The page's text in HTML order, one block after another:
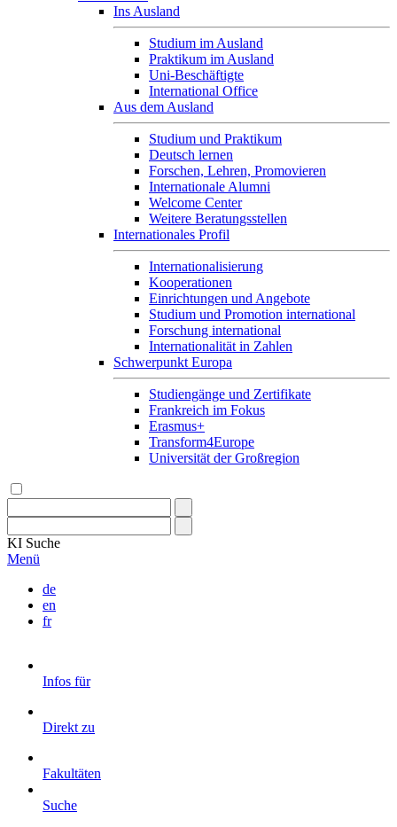
Ins Ausland
Studium im Ausland
Praktikum im Ausland
Uni-Beschäftigte
International Office
Aus dem Ausland
Studium und Praktikum
Deutsch lernen
Forschen, Lehren, Promovieren
Internationale Alumni
Welcome Center
Weitere Beratungsstellen
Internationales Profil
Internationalisierung
Kooperationen
Einrichtungen und Angebote
Studium und Promotion international
Forschung international
Internationalität in Zahlen
Schwerpunkt Europa
Studiengänge und Zertifikate
Frankreich im Fokus
Erasmus+
Transform4Europe
Universität der Großregion
KI Suche
Menü
de
en
fr
Infos für
Direkt zu
Fakultäten
Suche